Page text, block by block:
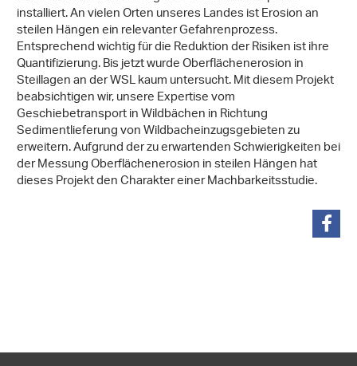
installiert. An vielen Orten unseres Landes ist Erosion an
steilen Hängen ein relevanter Gefahrenprozess.
Entsprechend wichtig für die Reduktion der Risiken ist ihre
Quantifizierung. Bis jetzt wurde Oberflächenerosion in
Steillagen an der WSL kaum untersucht. Mit diesem Projekt
beabsichtigen wir, unsere Expertise vom
Geschiebetransport in Wildbächen in Richtung
Sedimentlieferung von Wildbacheinzugsgebieten zu
erweitern. Aufgrund der zu erwartenden Schwierigkeiten bei
der Messung Oberflächenerosion in steilen Hängen hat
dieses Projekt den Charakter einer Machbarkeitsstudie.